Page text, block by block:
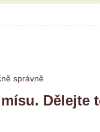
Dělejte